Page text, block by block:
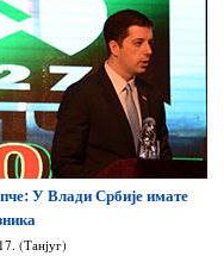
У Влади Србије имате
(Танјуг)